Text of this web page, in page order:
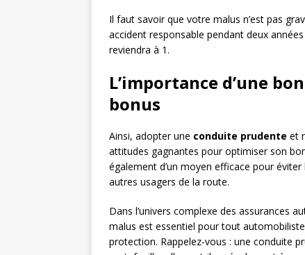
Il faut savoir que votre malus n’est pas
accident responsable pendant deux
reviendra à 1.
L’importance d’une
bonus
Ainsi, adopter une conduite prudente et
attitudes gagnantes pour optimiser son
également d’un moyen efficace pour
autres usagers de la route.
Dans l’univers complexe des assurances
malus est essentiel pour tout
protection. Rappelez-vous : une conduite